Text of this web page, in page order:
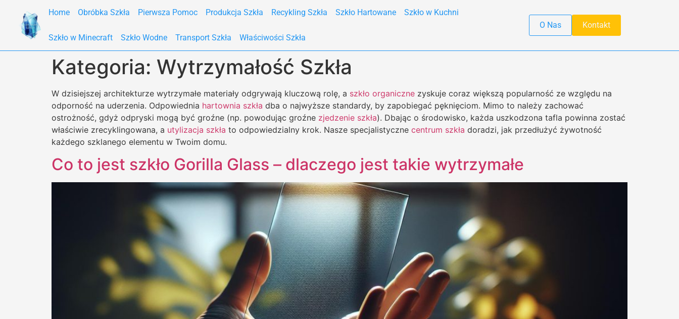
Home Obróbka Szkła Pierwsza Pomoc Produkcja Szkła Recykling Szkła Szkło Hartowane Szkło w Kuchni
Szkło w Minecraft Szkło Wodne Transport Szkła Właściwości Szkła
O Nas Kontakt
Kategoria: Wytrzymałość Szkła
W dzisiejszej architekturze wytrzymałe materiały odgrywają kluczową rolę, a szkło organiczne zyskuje coraz większą popularność ze względu na
odporność na uderzenia. Odpowiednia hartownia szkła dba o najwyższe standardy, by zapobiegać pęknięciom. Mimo to należy zachować
ostrożność, gdyż odpryski mogą być groźne (np. powodując groźne zjedzenie szkła). Dbając o środowisko, każda uszkodzona tafla powinna zostać
właściwie zrecyklingowana, a utylizacja szkła to odpowiedzialny krok. Nasze specjalistyczne centrum szkła doradzi, jak przedłużyć żywotność
każdego szklanego elementu w Twoim domu.
Co to jest szkło Gorilla Glass – dlaczego jest takie wytrzymałe